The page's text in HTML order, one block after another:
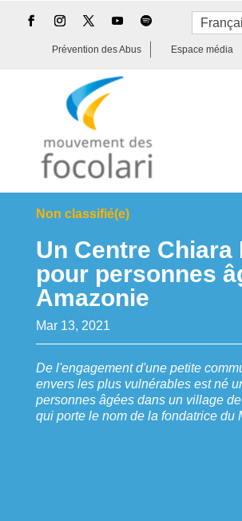
Prévention des Abus Espace média
Non classifié(e)
Un Centre Chiara
pour personnes
Amazonie
Mar 13, 2021
De l'engagement d'une petite
envers les plus vulnérables est né
personnes âgées dans un village
qui porte le nom de la fondatrice du